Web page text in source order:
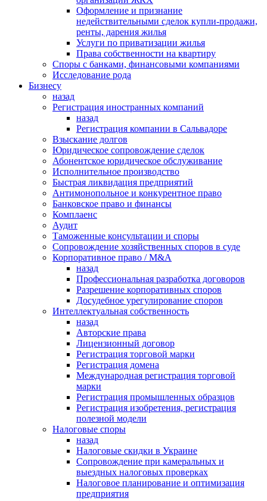
Оформление и признание
недействительными сделок купли-продажи,
ренты, дарения жилья
Услуги по приватизации жилья
Права собственности на квартиру
Cпоры с банками, финансовыми компаниями
Исследование рода
Бизнесу
назад
Регистрация иностранных компаний
назад
Регистрация компании в Сальвадоре
Взыскание долгов
Юридическое сопровождение сделок
Абонентское юридическое обслуживание
Исполнительное производство
Быстрая ликвидация предприятий
Антимонопольное и конкурентное право
Банковское право и финансы
Комплаенс
Аудит
Таможенные консультации и споры
Сопровождение хозяйственных споров в суде
Корпоративное право / M&A
назад
Профессиональная разработка договоров
Разрешение корпоративных споров
Досудебное урегулирование споров
Интеллектуальная собственность
назад
Авторские права
Лицензионный договор
Регистрация торговой марки
Регистрация домена
Международная регистрация торговой
марки
Регистрация промышленных образцов
Регистрация изобретения, регистрация
полезной модели
Налоговые споры
назад
Налоговые скидки в Украине
Сопровождение при камеральных и
выездных налоговых проверках
Налоговое планирование и оптимизация
предприятия